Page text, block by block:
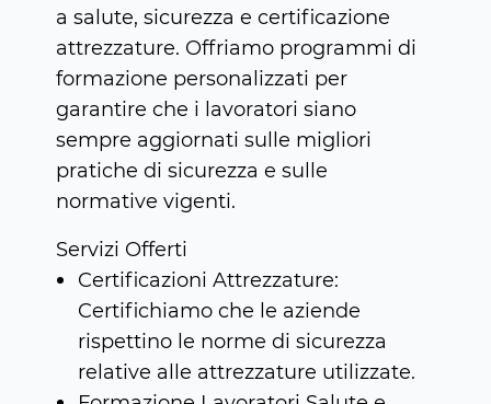
a salute, sicurezza e certificazione
attrezzature. Offriamo programmi di
formazione personalizzati per
garantire che i lavoratori siano
sempre aggiornati sulle migliori
pratiche di sicurezza e sulle
normative vigenti.
Servizi Offerti
Certificazioni Attrezzature:
Certifichiamo che le aziende
rispettino le norme di sicurezza
relative alle attrezzature utilizzate.